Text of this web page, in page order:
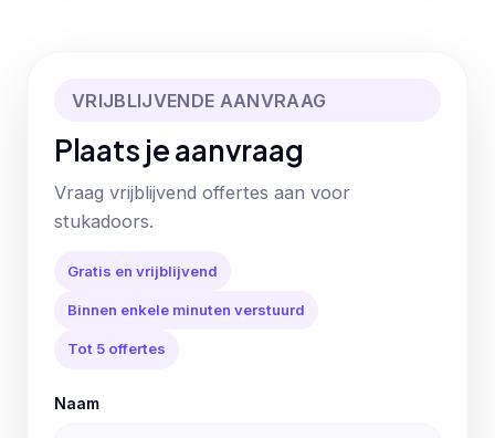
VRIJBLIJVENDE AANVRAAG
Plaats je aanvraag
Vraag vrijblijvend offertes aan voor
stukadoors.
Gratis en vrijblijvend
Binnen enkele minuten verstuurd
Tot 5 offertes
Naam